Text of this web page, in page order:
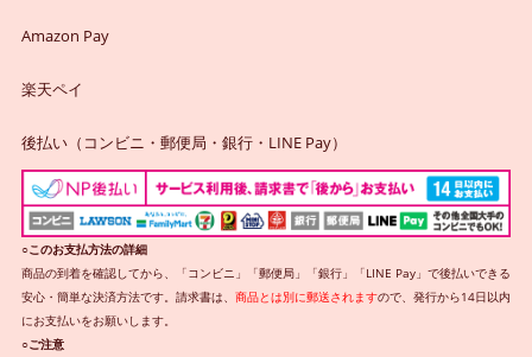
Amazon Pay
楽天ペイ
後払い（コンビニ・郵便局・銀行・LINE Pay）
○このお支払方法の詳細
商品の到着を確認してから、「コンビニ」「郵便局」「銀行」「LINE Pay」で後払いできる
安心・簡単な決済方法です。請求書は、 商品とは別に郵送されますので、発行から14日以内
にお支払いをお願いします。
○ご注意